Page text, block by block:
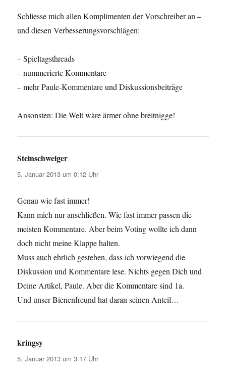
Schliesse mich allen Komplimenten der Vorschreiber an –
und diesen Verbesserungsvorschlägen:
– Spieltagsthreads
– nummerierte Kommentare
– mehr Paule-Kommentare und Diskussionsbeiträge
Ansonsten: Die Welt wäre ärmer ohne breitnigge!
Steinschweiger
5. Januar 2013 um 0:12 Uhr
Genau wie fast immer!
Kann mich nur anschließen. Wie fast immer passen die
meisten Kommentare. Aber beim Voting wollte ich dann
doch nicht meine Klappe halten.
Muss auch ehrlich gestehen, dass ich vorwiegend die
Diskussion und Kommentare lese. Nichts gegen Dich und
Deine Artikel, Paule. Aber die Kommentare sind 1a.
Und unser Bienenfreund hat daran seinen Anteil…
kringsy
5. Januar 2013 um 3:17 Uhr